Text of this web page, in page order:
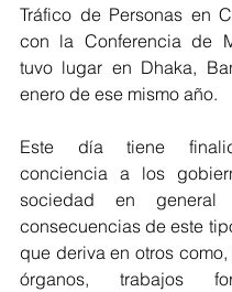
Tráfico de Personas en
con la Conferencia de
tuvo lugar en Dhaka,
enero de ese mismo año.
Este día tiene
conciencia a los
sociedad en
consecuencias de este
que deriva en otros
órganos, trabajos